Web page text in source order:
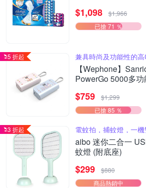
$1,098
$1,966
已搶 71 ％
5 折起 兼具時尚及功能性的
【Wephone】
PowerGo 5000多
$759
$1,299
已搶 85 ％
3 折起 電蚊拍，捕蚊燈，一
aibo 迷你二合一
蚊燈 (附底座)
$299
$880
商品熱銷中